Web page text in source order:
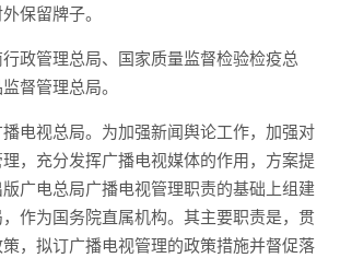
保留牌子。
政管理总局、国家质量监督检验检疫总
督管理总局。
播电视总局。为加强新闻舆论工作，加强对
，充分发挥广播电视媒体的作用，方案提
广电总局广播电视管理职责的基础上组建
作为国务院直属机构。其主要职责是，贯
，拟订广播电视管理的政策措施并督促落